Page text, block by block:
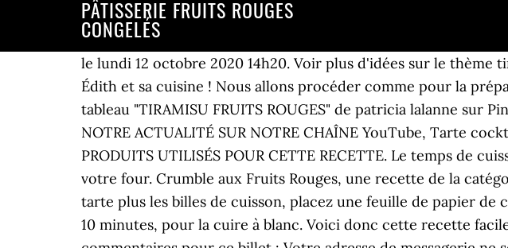
PÂTISSERIE FRUITS ROUGES
CONGELÉS
le lundi 12 octobre 2020 14h20. Voir plus d'idées sur le thème tiramisu, tiramisu fruits rouges, tiramisu fraise. Bienvenue sur mon blog Édith et sa cuisine ! Nous allons procéder comme pour la préparation de nos mini tartelettes aux fraises. 15 juin 2018 - Découvrez le tableau "TIRAMISU FRUITS ROUGES" de patricia lalanne sur Pinterest. Livraison offerte partout en France dès 40€ ! SUIVEZ TOUTE NOTRE ACTUALITÉ SUR NOTRE CHAÎNE YouTube, Tarte cocktail de fruits congelés dessert avec 5 fruits rouges, LISTE DES PRODUITS UTILISÉS POUR CETTE RECETTE. Le temps de cuisson est donné ici à titre indicatif, tout dépend des caractéristiques de votre four. Crumble aux Fruits Rouges, une recette de la catégorie Pâtisseries sucrées. Vous placez la pâte sablée dans votre moule à tarte plus les billes de cuisson, placez une feuille de papier de cuisson sur le dessus, puis direction le four à thermostat 180° pendant 10 minutes, pour la cuire à blanc. Voici donc cette recette facile à faire qui se décompose en 3 phases. Il n'y a pas encore de commentaires pour ce billet : Votre adresse de messagerie ne sera pas publiée. ... Aux délices de Manon. D’une valeur de 12€ à 182€. On fait toutefois une distinction entre les fruits congelés crus et ceux qui nécessitent une cuisson. confiture avec fruits congelés. Faites vos courses en ligne aux mêmes prix qu'en magasin et faites vous livrer ou retirez rapidement vos … Maîtrisez l’art des cookies au naturel sans y passer trop de temps, Galette des rois facile sans frangipane à la crème d’amande, Réussir le cake au citron nappé de sucre glace, Baba au rhum Chantilly Vanille Bourbon – Recette très facile, Comment faire la tarte aux pommes sans pâte sur un lit de boudoirs, Fond de tarte aux débris de pain de mie brioché poire pommes. Autodidacte, Édith adore préparer de bons plats, des recettes de cuisine familiale, des recettes simples et faciles. Ôtez la feuille de papier de cuisson et repassez la pâte encore 10 minutes au four, puis réservez. Les fruits les plus adaptés à la conservation sous forme de pulpe sont les poires, les pommes, les cerises, les citrons et la plupart des agrumes. Une tarte idéale pour le goûter et pour toute occasion, vous pouvez la préparer si vous avez des invités, et la servir accompagnée d’un bon café, tout le monde l’aimera. Puis congeler en petites portions que vous aurez pris soin de peser. Les tartes. Découvrez comment cuisiner simplement au quotidien, comment réussir des recettes fait maison, des recettes détaillées étape par étape + la vidéo pour vous accompagner dans la réalisation de la recette. Un gateau bien moelleux qui se prépare en un éclair car la recette originale est très simple : la bublanina est composée d’un appareil d’oeufs battus avec de la farine de blé (autrefois de semoule), de sucre, d’huile et de lait, auquel on ajoute des fruits de saison. … moi je suis pas une pro des confitures, mais j'adore les desserts avec les fruits rouges. pour 450 g, en remuant à mi-temps. 2015 - Les fruits surgelés, c'est très pratique en toute saison. Prendre une pâte sablée, ajoutez la crème pâtissière, étalez les fruits rouges sur la crème. 175. C’est donc une pâtisserie assez simple à réaliser (sans gluten !) Merci de laissez un commentaire ci-dessous pour nous dire ce que vous en pensez. Vous cherchez des recettes pour fruits rouges surgelés ? Dans une casserole, divisez en deux la gousse de vanille bourbon, puis retirez les graines et incorporer-les au lait, faites bouillir. Peut-être parce qu'ils arrivent tôt dans la saison, après les longs mois d'hiver, et sans doute aussi parce qu'on les mange tout l'été, souvent en ajoutant du sucre, ce qui les rend doux et … Recette de la bûche Vanille – Fruits Rouges. 150 g de farine Votre grossiste alimentaire vous propose un large choix de produits surgelés. Un rhum arrangé à la fraise conviendra aussi parfaitement. 9 octobre 2007 à 11h37 Dernière réponse : 11 avril 2016 à 10h27 ... Moi aussi je complète mes reserves de confiture avec les fruits congelés en été? Nouveau. Mettre le four à préchauffer à 180°C (thermostat 6). Les 15 fruits et légumes les plus souillés par les pesticides. Etiqueter le contenu de vos sachets ou boites hermétiques. Je suis Édith. Ils font l'objet d'un nettoyage et d'un tri minutieux, puis sont surgelés au plus près du lieu de récolte afin de préserver toute leur richesse organoleptique. Mélangez les fruits rouges toujours congelés (pour ne pas les écraser) avec les pommes en tranches et le sucre à votre goût. Muffins faciles et rapides aux fruits rouges Ingrédients pour 8-10 muffins aux fruits